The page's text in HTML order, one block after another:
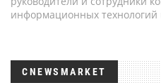
информационных технологий
CNEWSMARKET